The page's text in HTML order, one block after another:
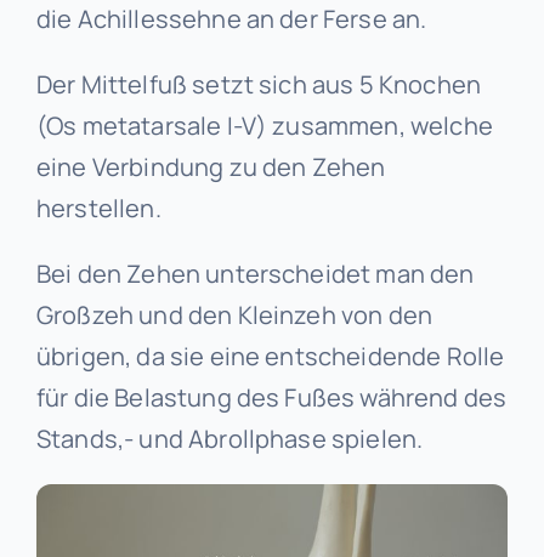
die Achillessehne an der Ferse an.
Der Mittelfuß setzt sich aus 5 Knochen
(Os metatarsale I-V) zusammen, welche
eine Verbindung zu den Zehen
herstellen.
Bei den Zehen unterscheidet man den
Großzeh und den Kleinzeh von den
übrigen, da sie eine entscheidende Rolle
für die Belastung des Fußes während des
Stands,- und Abrollphase spielen.